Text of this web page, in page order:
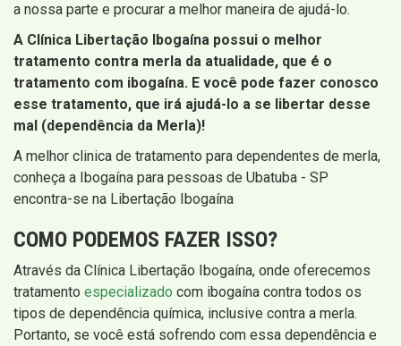
a nossa parte e procurar a melhor maneira de ajudá-lo.
A Clínica Libertação Ibogaína possui o melhor
tratamento contra merla da atualidade, que é o
tratamento com ibogaína. E você pode fazer conosco
esse tratamento, que irá ajudá-lo a se libertar desse
mal (dependência da Merla)!
A melhor clinica de tratamento para dependentes de merla,
conheça a Ibogaína para pessoas de Ubatuba - SP
encontra-se na Libertação Ibogaína
COMO PODEMOS FAZER ISSO?
Através da Clínica Libertação Ibogaína, onde oferecemos
tratamento especializado com ibogaína contra todos os
tipos de dependência química, inclusive contra a merla.
Portanto, se você está sofrendo com essa dependência e